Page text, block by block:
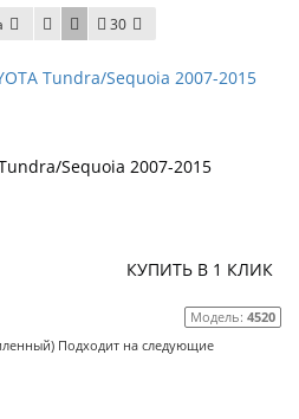
30
Sequoia 2007-2015
КУПИТЬ В 1 КЛИК
Модель: 4520
Подходит на следующие